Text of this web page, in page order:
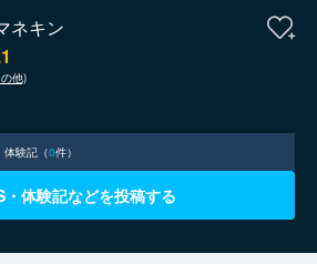
ネキン
他)
体験記（0件）
・体験記などを投稿する